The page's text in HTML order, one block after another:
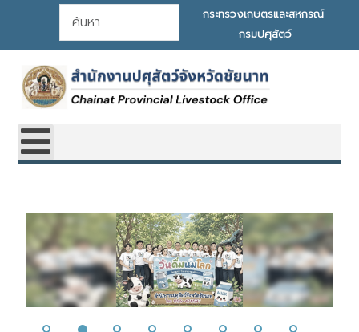
การค้นหา
กระทรวงเกษตรและสหกรณ์
กรมปศุสัตว์